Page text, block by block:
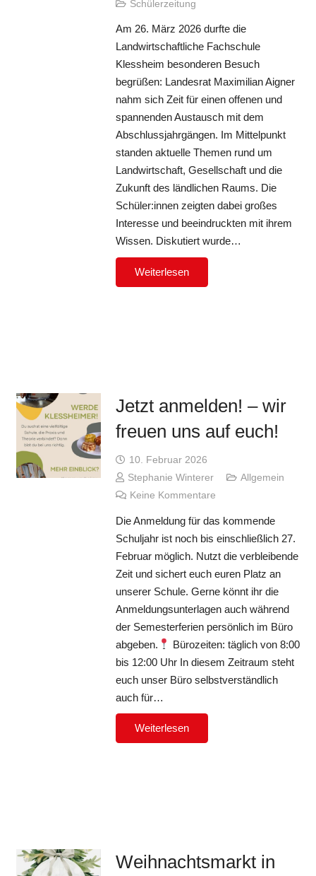
Schülerzeitung
Am 26. März 2026 durfte die
Landwirtschaftliche Fachschule
Klessheim besonderen Besuch
begrüßen: Landesrat Maximilian Aigner
nahm sich Zeit für einen offenen und
spannenden Austausch mit dem
Abschlussjahrgängen. Im Mittelpunkt
standen aktuelle Themen rund um
Landwirtschaft, Gesellschaft und die
Zukunft des ländlichen Raums. Die
Schüler:innen zeigten dabei großes
Interesse und beeindruckten mit ihrem
Wissen. Diskutiert wurde…
Weiterlesen
Jetzt anmelden! – wir
freuen uns auf euch!
10. Februar 2026
Stephanie Winterer
Allgemein
Keine Kommentare
Die Anmeldung für das kommende
Schuljahr ist noch bis einschließlich 27.
Februar möglich. Nutzt die verbleibende
Zeit und sichert euch euren Platz an
unserer Schule. Gerne könnt ihr die
Anmeldungsunterlagen auch während
der Semesterferien persönlich im Büro
abgeben.
Bürozeiten: täglich von 8:00
bis 12:00 Uhr In diesem Zeitraum steht
euch unser Büro selbstverständlich
auch für…
Weiterlesen
Weihnachtsmarkt in